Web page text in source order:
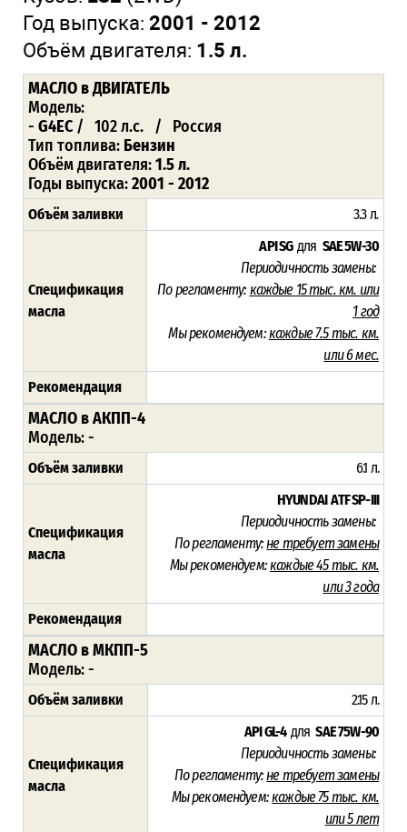
Год выпуска: 2001 - 2012
Объём двигателя: 1.5 л.
МАСЛО в ДВИГАТЕЛЬ
Модель:
- G4EC/ 102 л.с. / Россия
Тип топлива: Бензин
Объём двигателя:1.5 л.
Годы выпуска:2001 - 2012
Объём заливки 3.3 л.
Спецификация
масла
API SG для SAE 5W-30
Периодичность замены:
По регламенту: каждые 15 тыс. км. или
1 год
Мы рекомендуем:каждые 7.5 тыс. км.
или 6 мес.
Рекомендация
МАСЛО в АКПП-4
Модель: -
Объём заливки 6.1 л.
Спецификация
масла
HYUNDAI ATF SP-III
Периодичность замены:
По регламенту:не требует замены
Мы рекомендуем:каждые 45 тыс. км.
или 3 года
Рекомендация
МАСЛО в МКПП-5
Модель: -
Объём заливки 2.15 л.
Спецификация
масла
API GL-4 дляSAE 75W-90
Периодичность замены:
По регламенту:не требует замены
Мы рекомендуем:каждые 75 тыс. км.
или 5 лет